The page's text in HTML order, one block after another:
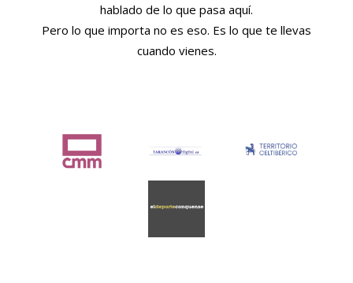
hablado de lo que pasa aquí.
Pero lo que importa no es eso. Es lo que te llevas
cuando vienes.